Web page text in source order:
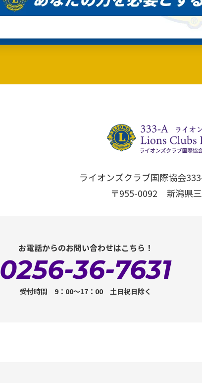
ライオンズクラブ国際協会
〒955-0092 新潟県
お電話からのお問い合わせはこちら！
0256-36-7631
受付時間 9：00～17：00 土日祝日除く